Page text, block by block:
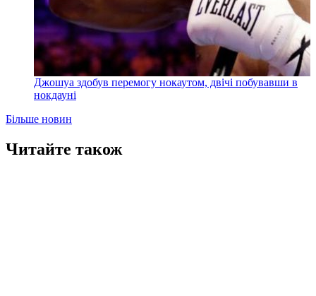
Джошуа здобув перемогу нокаутом, двічі побувавши в
нокдауні
Більше новин
Читайте також